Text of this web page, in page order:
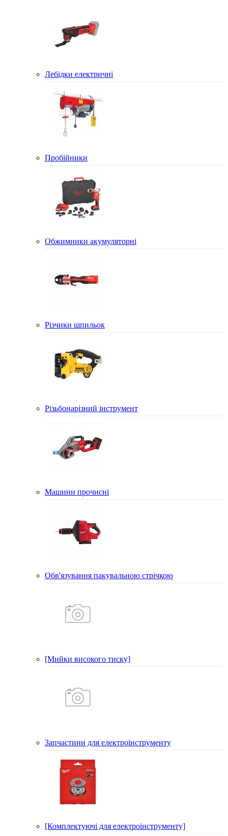
Лебідки електричні
Пробійники
Обжимники акумуляторні
Різчики шпильок
Різьбонарізний інструмент
Машини прочисні
Обв'язування пакувальною стрічкою
[Мийки високого тиску]
Запчастини для електроінструменту
[Комплектуючі для електроінструменту]